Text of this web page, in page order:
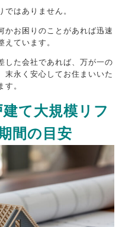
はありません。
かお困りのことがあれば迅速
ています。
した会社であれば、万が一の
末永く安心してお住まいいた
。
建て大規模リフ
間の目安